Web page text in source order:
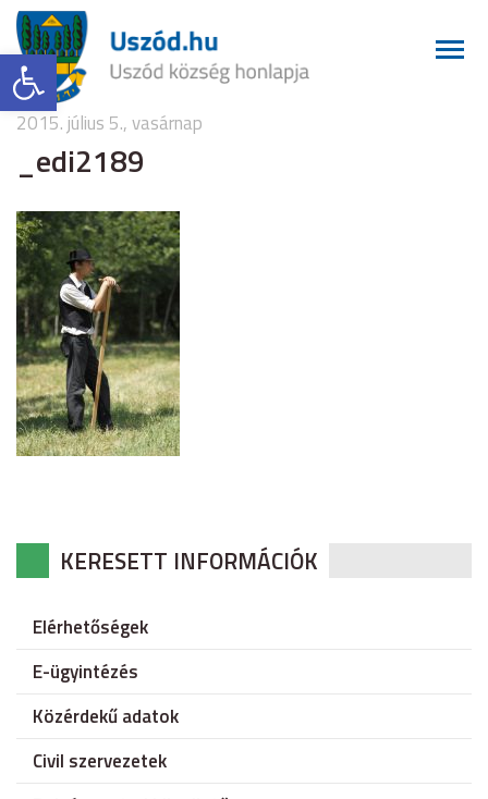
Eszköztár megnyitása
2015. július 5., vasárnap
_edi2189
KERESETT INFORMÁCIÓK
Elérhetőségek
E-ügyintézés
Közérdekű adatok
Civil szervezetek